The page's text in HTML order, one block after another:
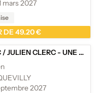
mars 2027
DE 49.20 €
/JULIEN CLERC - UNE VIE - TOURNÉE
2027